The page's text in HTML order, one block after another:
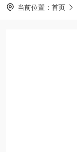
当前位置： 首页